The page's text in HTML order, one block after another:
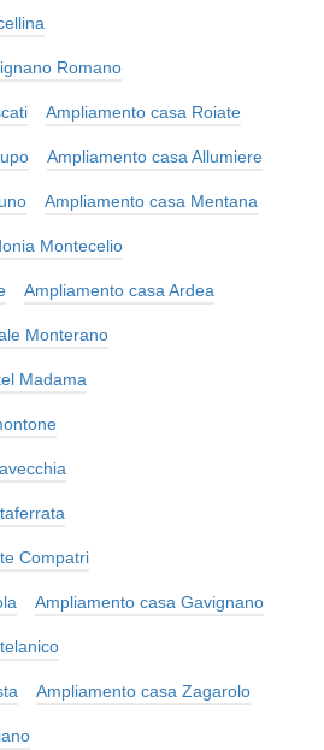
Romano
Ampliamento casa Roiate
Ampliamento casa Allumiere
Ampliamento casa Mentana
Montecelio
Ampliamento casa Ardea
Monterano
Madama
Compatri
Ampliamento casa Gavignano
Ampliamento casa Zagarolo